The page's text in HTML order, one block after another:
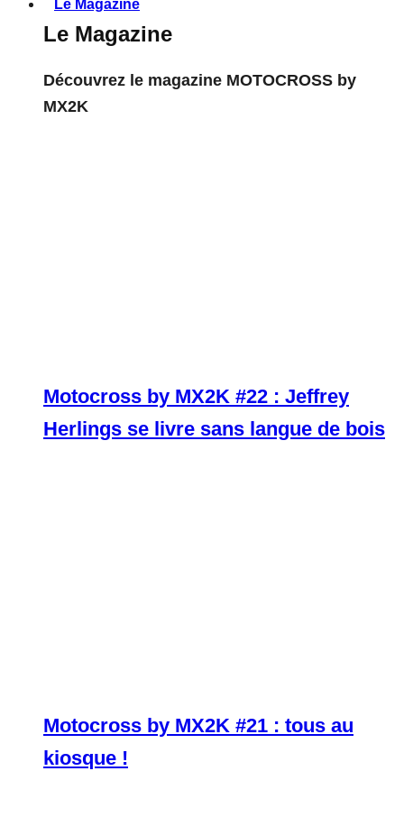
Le Magazine
Le Magazine
Découvrez le magazine MOTOCROSS by
MX2K
Motocross by MX2K #22 : Jeffrey
Herlings se livre sans langue de bois
Motocross by MX2K #21 : tous au
kiosque !